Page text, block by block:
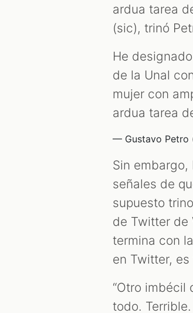
ardua tarea
(sic), trinó
He
de la Unal
mujer con
ardua tarea
— Gustavo Petro
Sin
señales de
supuesto
de Twitter de
termina con
en Twitter,
“Otro imbécil
todo.